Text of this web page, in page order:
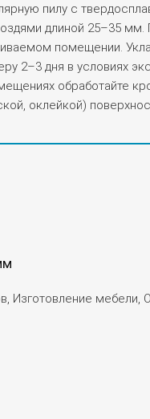
пилу с
длиной 25–35
помещении.
2–3 дня в условиях
обработайте
оклейкой)
Изготовление мебели,